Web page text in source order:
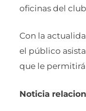
oficinas del
Con la
el público
que le
Noticia